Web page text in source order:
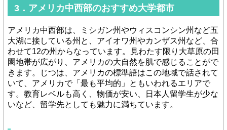
3．アメリカ中西部のおすすめ大学都市
アメリカ中西部は、ミシガン州やウィスコンシン州など五
大湖に接している州と、アイオワ州やカンザス州など、合
わせて12の州からなっています。見わたす限り大草原の田
園地帯が広がり、アメリカの大自然を肌で感じることがで
きます。じつは、アメリカの標準語はこの地域で話されて
いて、アメリカで「最も平均的」ともいわれるエリアで
す。教育レベルも高く、物価が安い、日本人留学生が少な
いなど、留学先としても魅力に満ちています。